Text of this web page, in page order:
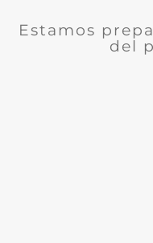
Estamos
del